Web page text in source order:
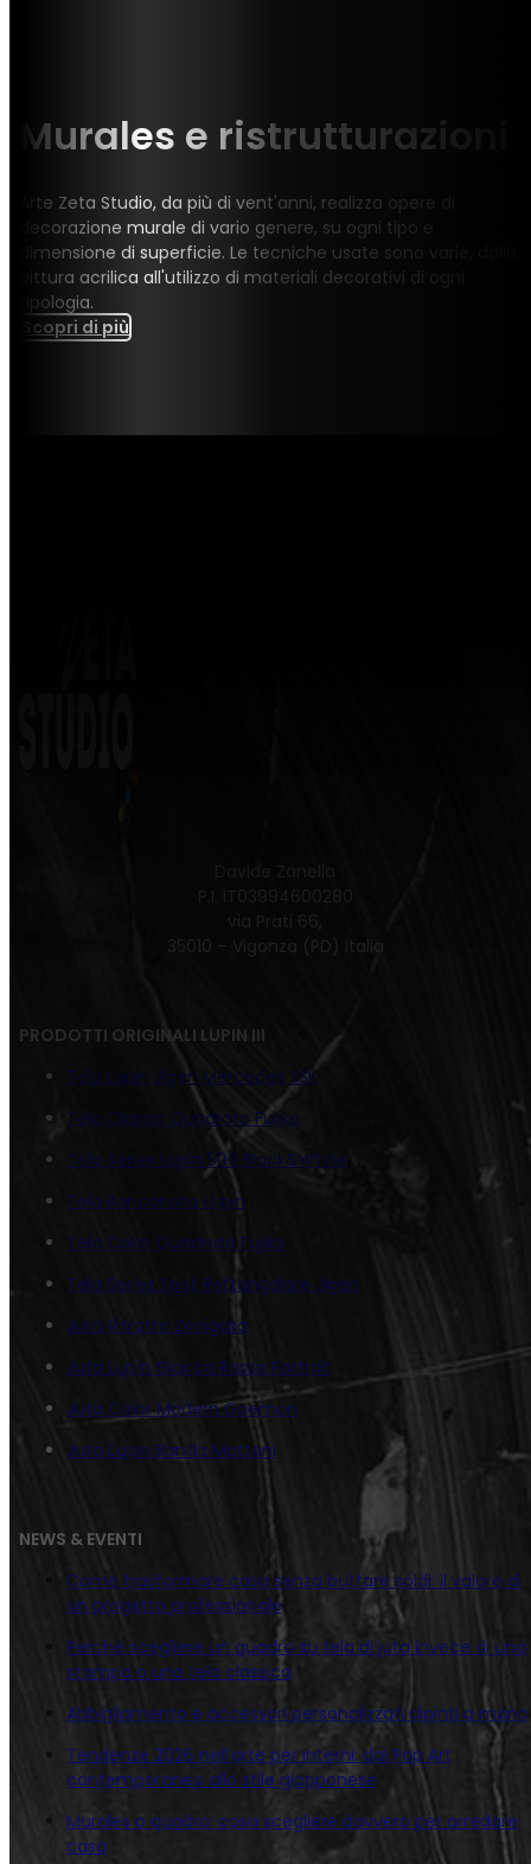
Murales e ristrutturazioni
Arte Zeta Studio, da più di vent'anni, realizza opere di
decorazione murale di vario genere, su ogni tipo e
dimensione di superficie. Le tecniche usate sono varie, dalla
pittura acrilica all'utilizzo di materiali decorativi di ogni
tipologia.
Scopri di più
P.I. IT03994600280
via Prati 66,
35010 – Vigonza (PD) Italia
PRODOTTI ORIGINALI LUPIN III
Tela Lupin Jigen Mercedes SSK
Tela Classic Quadrato Fujiko
Tela Series Lupin 500 Black&White
Tela Banconota Lupin
Tela Color Quadrato Fujiko
Tela Series Spot Rettangolare Jigen
Juta Ritratto Zenigata
Juta Lupin Giacca Rossa Portrait
Juta Color Modern Goemon
Juta Lupin Banda Mattoni
NEWS & EVENTI
Come trasformare casa senza buttare soldi: il valore di
un progetto professionale
Perché scegliere un quadro su tela di juta invece di una
stampa o una tela classica
Abbigliamento e accessori personalizzati dipinti a mano
Tendenze 2026 nell’arte per interni: dal Pop Art
contemporaneo allo stile giapponese
Murales o quadro: cosa scegliere davvero per arredare
casa